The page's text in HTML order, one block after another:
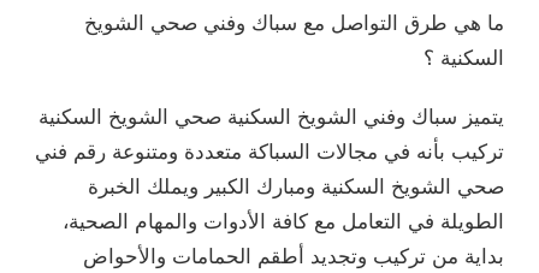
ما هي طرق التواصل مع سباك وفني صحي الشويخ
السكنية ؟
يتميز سباك وفني الشويخ السكنية صحي الشويخ السكنية
تركيب بأنه في مجالات السباكة متعددة ومتنوعة رقم فني
صحي الشويخ السكنية ومبارك الكبير ويملك الخبرة
الطويلة في التعامل مع كافة الأدوات والمهام الصحية،
بداية من تركيب وتجديد أطقم الحمامات والأحواض